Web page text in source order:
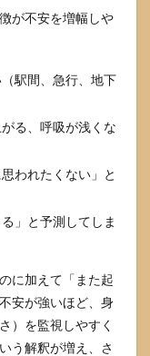
が不安を増幅しや
駅間、急行、地下
る、呼吸が浅くな
われたくない」と
」と予測してしま
に加えて「また起
安が強いほど、身
）を監視しやすく
う解釈が増え、さ